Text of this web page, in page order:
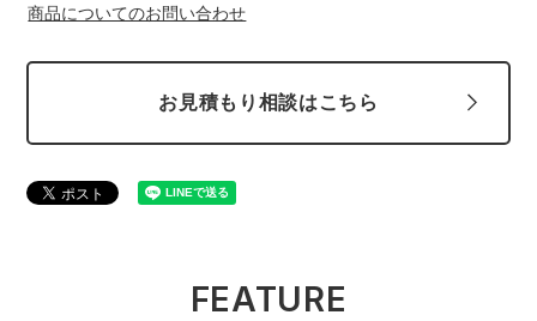
商品についてのお問い合わせ
お見積もり相談はこちら
FEATURE